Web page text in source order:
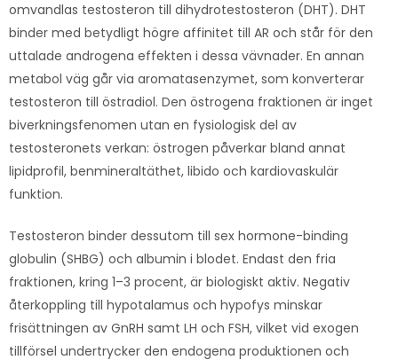
omvandlas testosteron till dihydrotestosteron (DHT). DHT
binder med betydligt högre affinitet till AR och står för den
uttalade androgena effekten i dessa vävnader. En annan
metabol väg går via aromatasenzymet, som konverterar
testosteron till östradiol. Den östrogena fraktionen är inget
biverkningsfenomen utan en fysiologisk del av
testosteronets verkan: östrogen påverkar bland annat
lipidprofil, benmineraltäthet, libido och kardiovaskulär
funktion.
Testosteron binder dessutom till sex hormone-binding
globulin (SHBG) och albumin i blodet. Endast den fria
fraktionen, kring 1–3 procent, är biologiskt aktiv. Negativ
återkoppling till hypotalamus och hypofys minskar
frisättningen av GnRH samt LH och FSH, vilket vid exogen
tillförsel undertrycker den endogena produktionen och